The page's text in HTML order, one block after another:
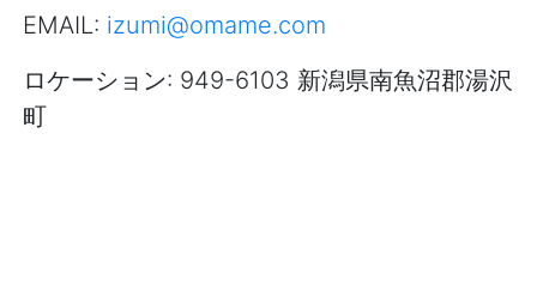
EMAIL: izumi@omame.com
ロケーション: 949-6103 新潟県南魚沼郡湯沢
町